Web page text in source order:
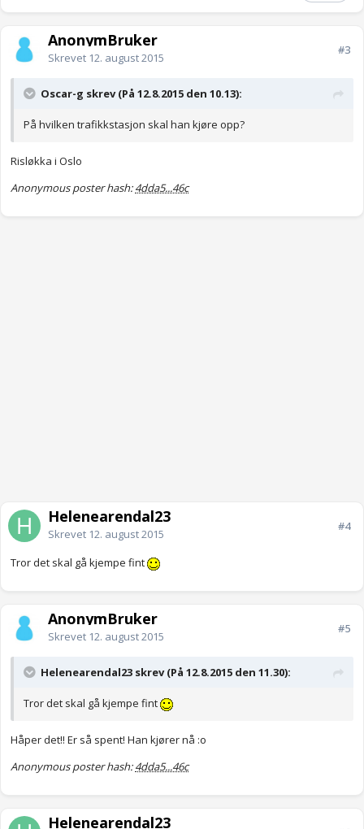
AnonymBruker
Skrevet 12. august 2015
#3
Oscar-g skrev (På 12.8.2015 den 10.13):
På hvilken trafikkstasjon skal han kjøre opp?
Risløkka i Oslo
Anonymous poster hash:4dda5...46c
Helenearendal23
Skrevet 12. august 2015
#4
Tror det skal gå kjempe fint
AnonymBruker
Skrevet 12. august 2015
#5
Helenearendal23 skrev (På 12.8.2015 den 11.30):
Tror det skal gå kjempe fint
Håper det!! Er så spent! Han kjører nå :o
Anonymous poster hash:4dda5...46c
Helenearendal23